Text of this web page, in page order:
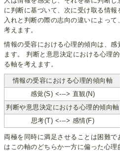
に判断に基づいて、次に受け取る情
入れと判断の際の志向の違いによっ
考えます。
情報の受容における心理的傾向は、感
ます。 判断と意思決定における心理
る軸を考えます。
情報の受容における心理的傾向軸
感覚(S) <---> 直観(N)
判断や意思決定における心理的傾向軸
思考(T) <---> 感情(F)
両極を同時に満足させることは困難
はこの軸のどちらか一方に偏った心理